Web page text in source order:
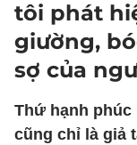
tôi phát
giường,
sợ của
Thứ hạnh phúc
cũng chỉ là giả